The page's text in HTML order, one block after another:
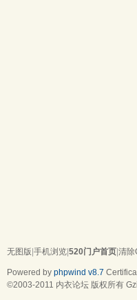
无图版|手机浏览|520门户首页|清
Powered by phpwind v8.7
©2003-2011 内衣论坛 版权所有